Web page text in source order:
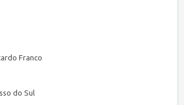
Franco
do Sul